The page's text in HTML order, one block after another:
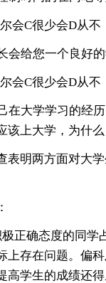
会C很少会D从不
会给您一个良好
会C很少会D从不
在大学学习的经
该上大学，为什么
表明两方面对大
正确态度的同学
上存在问题。偏
高学生的成绩还